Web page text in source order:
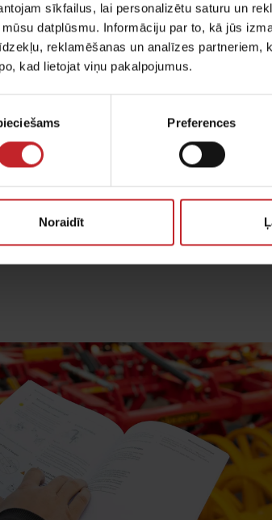
sīkfailus, lai personalizētu saturu un
datplūsmu. Informāciju par to, kā jūs
reklamēšanas un analīzes
kad lietojat viņu pakalpojumus.
Preferences
Noraidīt
Rapid daļu apkopi.
arī iesakām katras sezonas beigās
par servisu varat uzzināt šeit.
apkope: Rapid 300-
jūsu Rapid apkopi pirms jaunās